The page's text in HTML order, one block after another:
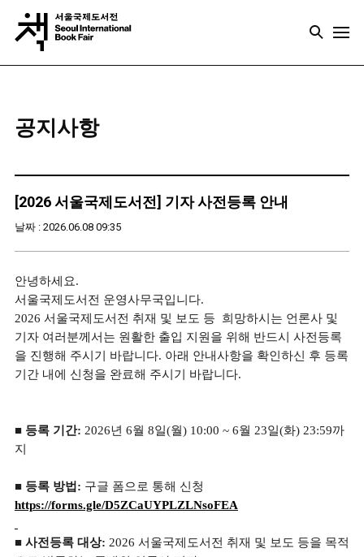
공지사항
[2026 서울국제도서전] 기자 사전등록 안내
날짜 : 2026.06.08 09:35
안녕하세요.
서울국제도서전 운영사무국입니다.
2026 서울국제도서전 취재 및 보도 등 희망하시는 언론사 및
기자 여러분께서는 원활한 출입 지원을 위해 반드시 사전등록
을 진행해 주시기 바랍니다. 아래 안내사항을 확인하신 후 등록
기간 내에 신청을 완료해 주시기 바랍니다.
■ 등록 기간: 2026년 6월 8일(월) 10:00 ~ 6월 23일(화) 23:59까
지
■ 등록 방법: 구글 폼으로 통해 신청
https://forms.gle/D5ZCaUYPLZLNsoFEA
■ 사전등록 대상: 2026 서울국제도서전 취재 및 보도 등을 목적